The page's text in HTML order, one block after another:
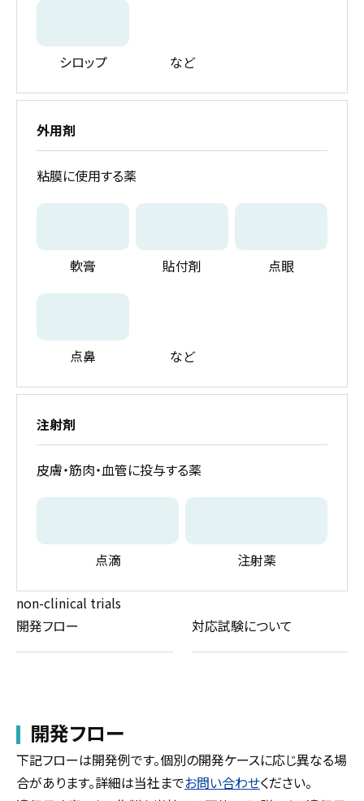
シロップ など
外用剤
粘膜に使用する薬
軟膏 貼付剤 点眼
点鼻 など
注射剤
皮膚・筋肉・血管に投与する薬
点滴 注射薬
non-clinical trials
開発フロー
対応試験について
開発フロー
下記フローは開発例です。個別の開発ケースに応じ異なる場
合があります。詳細は当社までお問い合わせください。